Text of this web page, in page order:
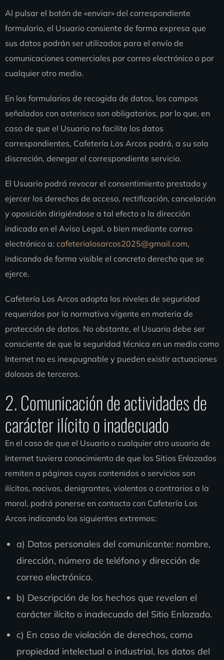
Al pulsar el botón de «enviar» del correspondiente
formulario, el Usuario consiente de forma expresa que
sus datos podrán ser utilizados para el envío de
comunicaciones comerciales por correo electrónico o por
cualquier otro medio.
En los formularios de recogida de datos, los campos
señalados con asterisco son obligatorios, por lo que, en
caso de que el Usuario no facilite los datos
correspondientes, Cafetería Los Arcos podrá, a su sola
discreción, denegar el correspondiente servicio.
El Usuario podrá revocar el consentimiento prestado y
ejercer los derechos de acceso, rectificación, cancelación
y oposición dirigiéndose a tal efecto a la dirección
indicada en el Aviso Legal, o bien mediante correo
electrónico a: cafeterialosarcos2025@gmail.com,
indicando de forma visible el concreto derecho que se
ejerce.
Cafetería Los Arcos adopta los niveles de seguridad
requeridos por la normativa vigente en materia de
protección de datos. No obstante, el Usuario debe ser
consciente de que la seguridad técnica en un medio como
Internet no es inexpugnable y pueden existir actuaciones
dolosas de terceros.
2. Comunicación de actividades de
carácter ilícito o inadecuado
En el caso de que el Usuario o cualquier otro usuario de
Internet tuviera conocimiento de que los Sitios Enlazados
remiten a páginas cuyos contenidos o servicios son
ilícitos, nocivos, denigrantes, violentos o contrarios a la
moral, podrá ponerse en contacto con Cafetería Los
Arcos indicando los siguientes extremos:
a) Datos personales del comunicante: nombre,
dirección, número de teléfono y dirección de
correo electrónico.
b) Descripción de los hechos que revelan el
carácter ilícito o inadecuado del Sitio Enlazado.
c) En caso de violación de derechos, como
propiedad intelectual o industrial, los datos del